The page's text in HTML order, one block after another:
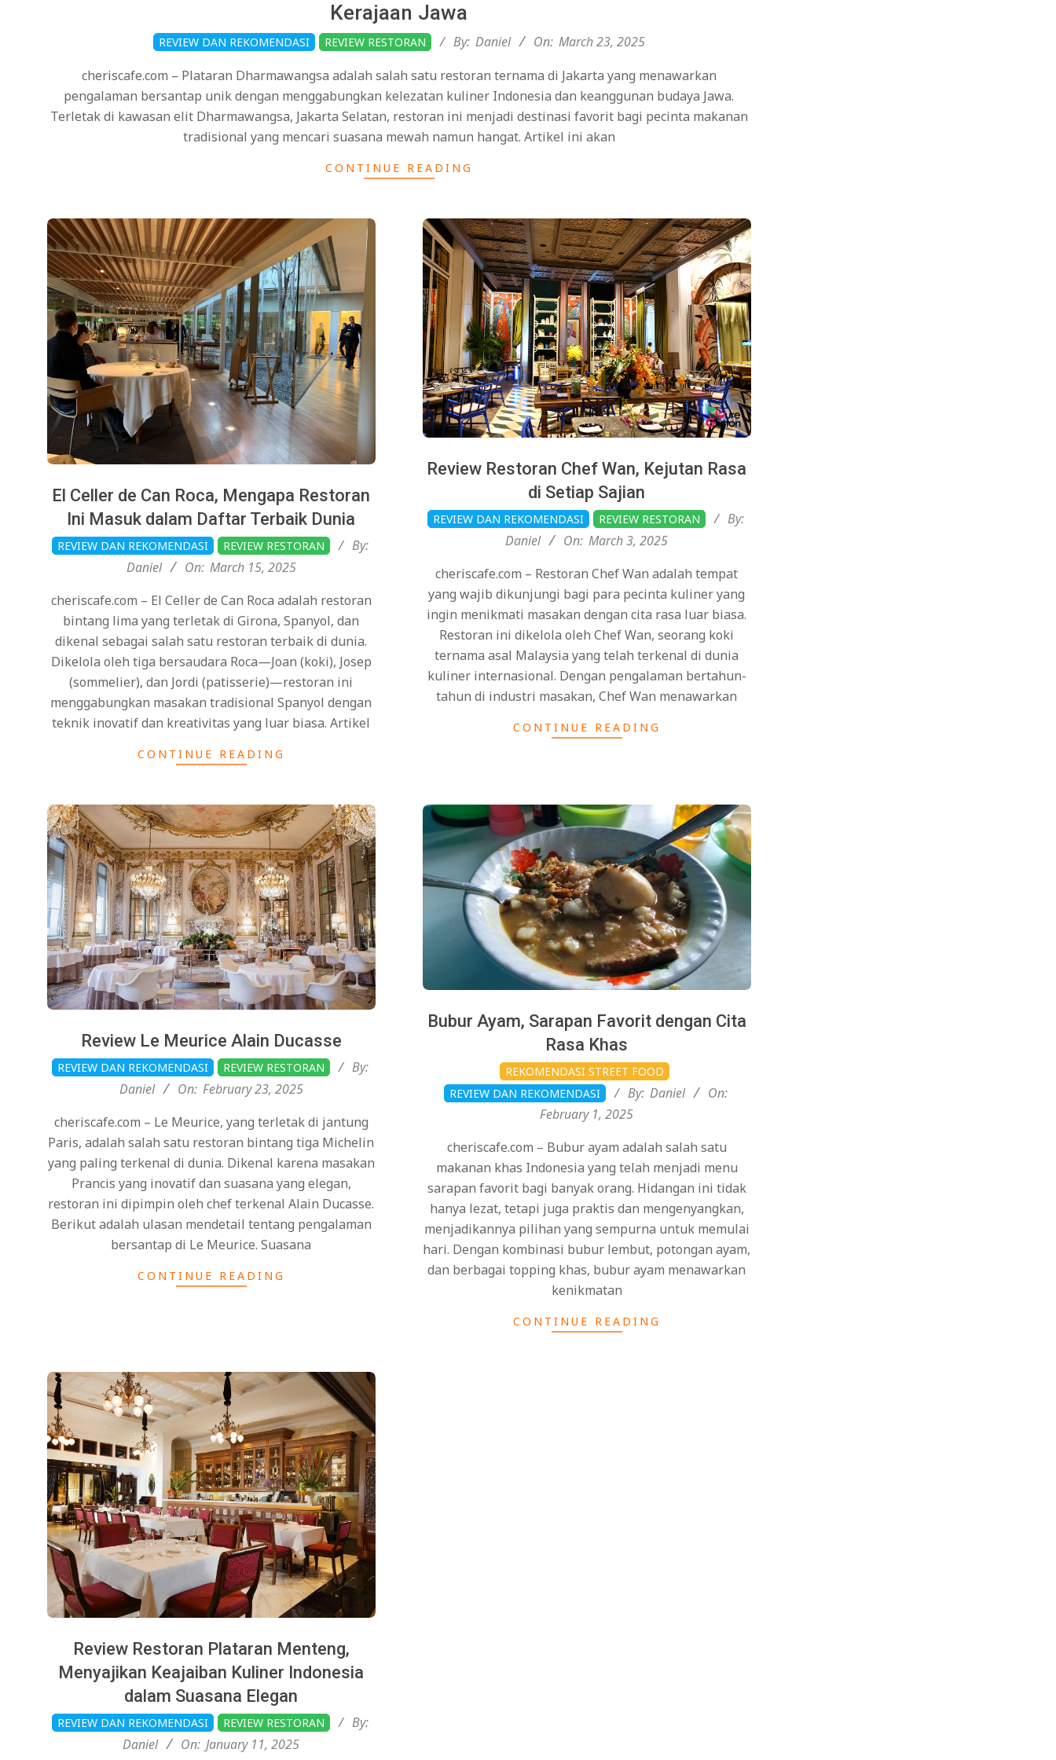
Kerajaan Jawa
REVIEW DAN REKOMENDASI REVIEW RESTORAN By: Daniel On: March 23, 2025
cheriscafe.com – Plataran Dharmawangsa adalah salah satu restoran ternama di Jakarta yang menawarkan
pengalaman bersantap unik dengan menggabungkan kelezatan kuliner Indonesia dan keanggunan budaya Jawa.
Terletak di kawasan elit Dharmawangsa, Jakarta Selatan, restoran ini menjadi destinasi favorit bagi pecinta makanan
tradisional yang mencari suasana mewah namun hangat. Artikel ini akan
CONTINUE READING
El Celler de Can Roca, Mengapa Restoran
Ini Masuk dalam Daftar Terbaik Dunia
2025-
REVIEW DAN REKOMENDASI REVIEW RESTORAN
By:
Daniel
On: March 15, 2025
cheriscafe.com – El Celler de Can Roca adalah restoran
bintang lima yang terletak di Girona, Spanyol, dan
dikenal sebagai salah satu restoran terbaik di dunia.
Dikelola oleh tiga bersaudara Roca—Joan (koki), Josep
(sommelier), dan Jordi (patisserie)—restoran ini
menggabungkan masakan tradisional Spanyol dengan
teknik inovatif dan kreativitas yang luar biasa. Artikel
CONTINUE READING
Review Restoran Chef Wan, Kejutan Rasa
di Setiap Sajian
2025-
03-
REVIEW DAN REKOMENDASI REVIEW RESTORAN
By:
Daniel
On: March 3, 2025
cheriscafe.com – Restoran Chef Wan adalah tempat
yang wajib dikunjungi bagi para pecinta kuliner yang
ingin menikmati masakan dengan cita rasa luar biasa.
Restoran ini dikelola oleh Chef Wan, seorang koki
ternama asal Malaysia yang telah terkenal di dunia
kuliner internasional. Dengan pengalaman bertahun-
tahun di industri masakan, Chef Wan menawarkan
CONTINUE READING
Review Le Meurice Alain Ducasse
2025-
REVIEW DAN REKOMENDASI REVIEW RESTORAN
By:
Daniel
On: February 23, 2025
cheriscafe.com – Le Meurice, yang terletak di jantung
Paris, adalah salah satu restoran bintang tiga Michelin
yang paling terkenal di dunia. Dikenal karena masakan
Prancis yang inovatif dan suasana yang elegan,
restoran ini dipimpin oleh chef terkenal Alain Ducasse.
Berikut adalah ulasan mendetail tentang pengalaman
bersantap di Le Meurice. Suasana
CONTINUE READING
Bubur Ayam, Sarapan Favorit dengan Cita
Rasa Khas
REKOMENDASI STREET FOOD
REVIEW DAN REKOMENDASI
By: Daniel
On:
February 1, 2025
cheriscafe.com – Bubur ayam adalah salah satu
makanan khas Indonesia yang telah menjadi menu
sarapan favorit bagi banyak orang. Hidangan ini tidak
hanya lezat, tetapi juga praktis dan mengenyangkan,
menjadikannya pilihan yang sempurna untuk memulai
hari. Dengan kombinasi bubur lembut, potongan ayam,
dan berbagai topping khas, bubur ayam menawarkan
kenikmatan
CONTINUE READING
Review Restoran Plataran Menteng,
Menyajikan Keajaiban Kuliner Indonesia
dalam Suasana Elegan
2025-
REVIEW DAN REKOMENDASI REVIEW RESTORAN
By:
Daniel
On: January 11, 2025